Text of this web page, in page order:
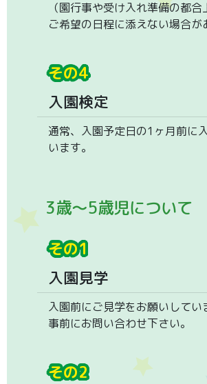
（園行事や受け入れ準備の都
ご希望の日程に添えない場合が
その4
入園検定
通常、入園予定日の1ヶ月前に
います。
3歳〜5歳児について
その1
入園見学
入園前にご見学をお願いしてい
事前にお問い合わせ下さい。
その2